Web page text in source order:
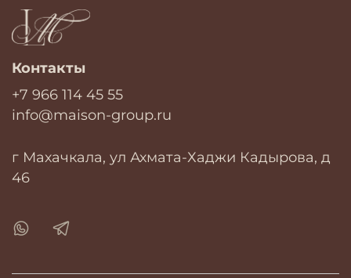
Контакты
+7 966 114 45 55
info@maison-group.ru
г Махачкала, ул Ахмата-Хаджи Кадырова, д
46